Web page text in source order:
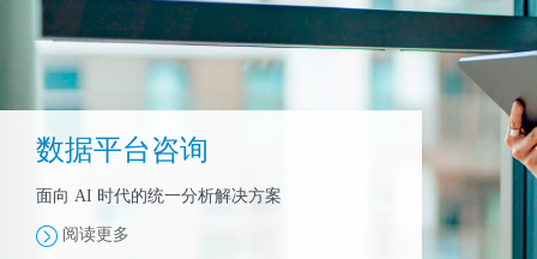
数据平台咨询
面向 AI 时代的统一分析解决方案
阅读更多